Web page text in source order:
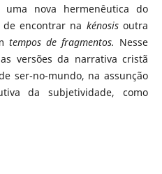
nova hermenêutica do
encontrar na kénosisoutra
tempos de fragmentos. Nesse
versões da narrativa cristã
ser-no-mundo, na assunção
da subjetividade, como